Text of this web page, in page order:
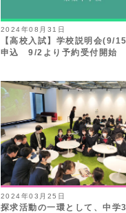
2024年08月31日
【高校入試】学校説明会(9/
申込 9/2より予約受付開始
2024年03月25日
探求活動の一環として、中学